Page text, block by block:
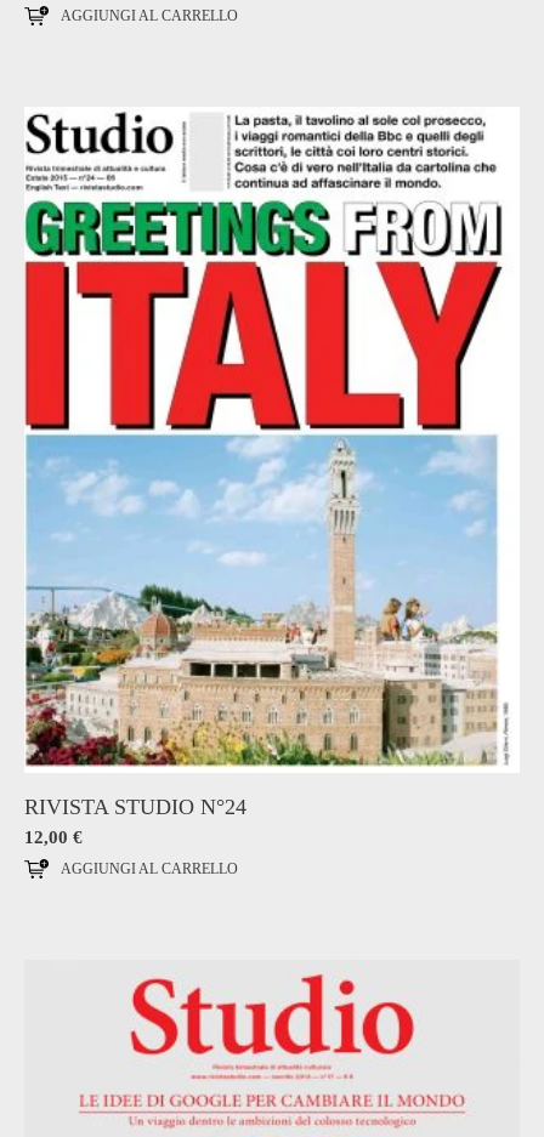
AGGIUNGI AL CARRELLO
RIVISTA STUDIO N°24
12,00 €
AGGIUNGI AL CARRELLO